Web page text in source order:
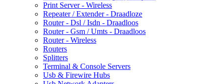
Print Server - Wireless
Repeater / Extender - Draadloze
Router - Dsl / Isdn - Draadloos
Router - Gsm / Umts - Draadloos
Router - Wireless
Routers
Splitters
Terminal & Console Servers
Usb & Firewire Hubs